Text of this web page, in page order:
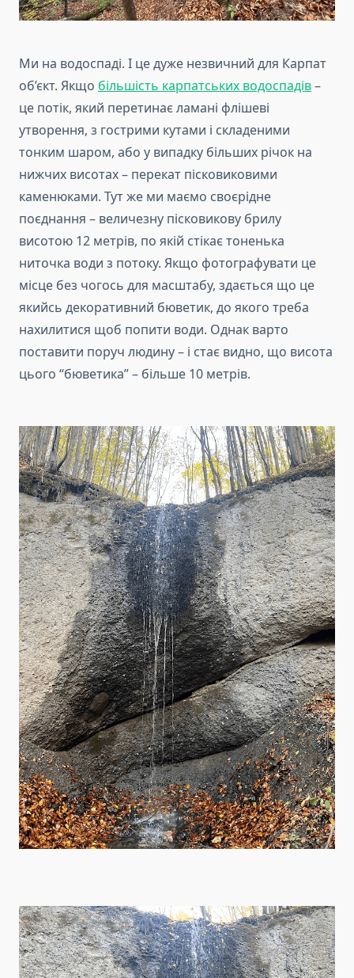
Ми на водоспаді. І це дуже незвичний для Карпат
об’єкт. Якщо більшість карпатських водоспадів–
це потік, який перетинає ламані флішеві
утворення, з гострими кутами і складеними
тонким шаром, або у випадку більших річок на
нижчих висотах – перекат пісковиковими
каменюками. Тут же ми маємо своєрідне
поєднання – величезну пісковикову брилу
висотою 12 метрів, по якій стікає тоненька
ниточка води з потоку. Якщо фотографувати це
місце без чогось для масштабу, здається що це
якийсь декоративний бюветик, до якого треба
нахилитися щоб попити води. Однак варто
поставити поруч людину – і стає видно, що висота
цього “бюветика” – більше 10 метрів.